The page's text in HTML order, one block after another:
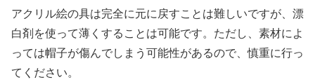
アクリル絵の具は完全に元に戻すことは難しいですが、漂
白剤を使って薄くすることは可能です。ただし、素材によ
っては帽子が傷んでしまう可能性があるので、慎重に行っ
てください。